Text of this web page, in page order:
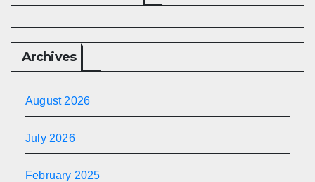
Archives
August 2026
July 2026
February 2025